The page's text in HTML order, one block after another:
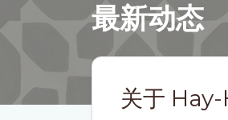
最新动态
关于